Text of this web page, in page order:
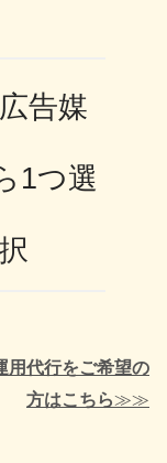
告媒
1つ選
択
用代行をご希望の
方はこちら≫≫